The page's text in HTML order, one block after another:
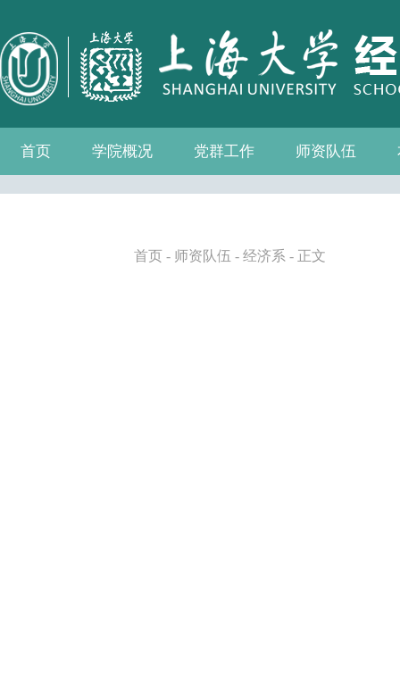
首页 学院概况
学院介绍 学院简介
发展历程
历任院长
现任领导
组织机构
学院愿景
党群工作
党务公开
党的建设
群众团体 工会
青联会
妇委会
退管会
学院制度
师资队伍
教师名录
人事专栏
招聘信息
博士后流动站
首页 - 师资队伍 - 经济系 - 正文